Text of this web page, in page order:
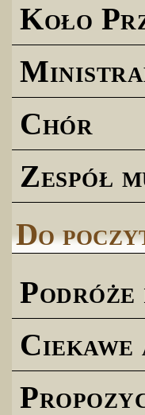
Koło
Chór
Zespół
Do